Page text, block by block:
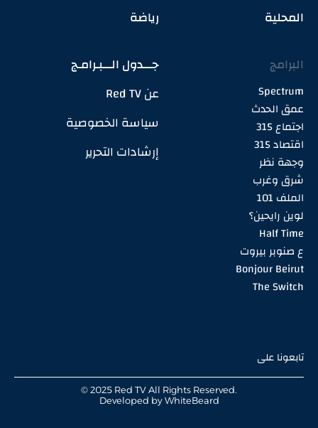
المحلية
رياضة
البرامج
Spectrum
عمق الحدث
اجتماع 315
اقتصاد 315
وجهة نظر
شرق وغرب
الملف 101
لوين رايحين؟
Half Time
ع صنوبر بيروت
Bonjour Beirut
The Switch
جـــدول الـــبـرامـج
عن Red TV
سياسة الخصوصية
إرشادات التحرير
تابعونا على
© 2025 Red TV All Rights Reserved.
Developed byWhiteBeard